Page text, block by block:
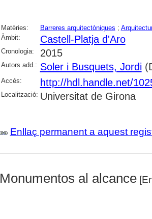
Matèries: Barreres arquitectòniques ;
Àmbit:
Castell-Platja d'Aro
Cronologia: 2015
Autors add.: Soler i Busquets, Jordi
Accés: http://hdl.handle.net/
Localització: Universitat de Girona
Enllaç permanent a aquest
Monumentos al alcance